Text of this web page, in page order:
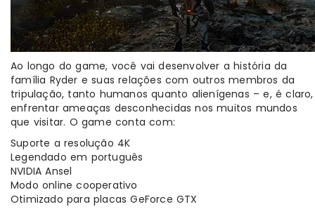
Ao longo do game, você vai desenvolver a história da
família Ryder e suas relações com outros membros da
tripulação, tanto humanos quanto alienígenas – e, é claro,
enfrentar ameaças desconhecidas nos muitos mundos
que visitar. O game conta com:
Suporte a resolução 4K
Legendado em português
NVIDIA Ansel
Modo online cooperativo
Otimizado para placas GeForce GTX